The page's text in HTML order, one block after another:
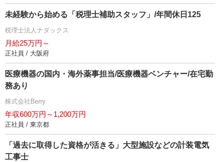
未経験から始める「税理士補助スタッフ」/年間休日125
税理士法人ナダックス
月給25万円～
正社員 / 大阪府
医療機器の国内・海外薬事担当/医療機器ベンチャー/在宅勤
務あり
株式会社Berry
年収600万円～1,200万円
正社員 / 東京都
「過去に取得した資格が活きる」大型施設などの計装電気
工事士